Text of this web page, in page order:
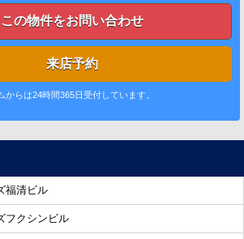
この物件をお問い合わせ
来店予約
からは24時間365日受付しています。
福清ビル
フクシンビル